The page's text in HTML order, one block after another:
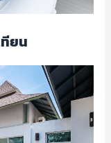
ยน